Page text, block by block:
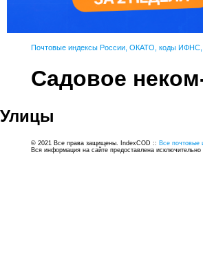
Почтовые индексы России, ОКАТО, коды ИФНС,
Садовое
Улицы
© 2021 Все права защищены. IndexCOD :: Все
Вся информация на сайте предоставлена